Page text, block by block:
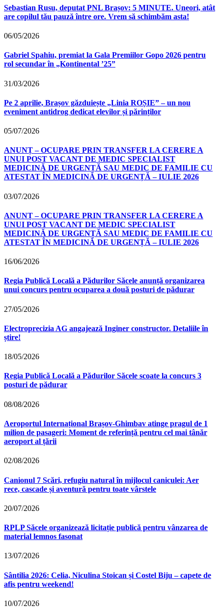
Sebastian Rusu, deputat PNL Brașov: 5 MINUTE. Uneori, atât
are copilul tău pauză între ore. Vrem să schimbăm asta!
06/05/2026
Gabriel Spahiu, premiat la Gala Premiilor Gopo 2026 pentru
rol secundar în „Kontinental ’25”
31/03/2026
Pe 2 aprilie, Brașov găzduiește „Linia ROȘIE” – un nou
eveniment antidrog dedicat elevilor și părinților
05/07/2026
ANUNȚ – OCUPARE PRIN TRANSFER LA CERERE A
UNUI POST VACANT DE MEDIC SPECIALIST
MEDICINĂ DE URGENȚĂ SAU MEDIC DE FAMILIE CU
ATESTAT ÎN MEDICINĂ DE URGENȚĂ – IULIE 2026
03/07/2026
ANUNȚ – OCUPARE PRIN TRANSFER LA CERERE A
UNUI POST VACANT DE MEDIC SPECIALIST
MEDICINĂ DE URGENȚĂ SAU MEDIC DE FAMILIE CU
ATESTAT ÎN MEDICINĂ DE URGENȚĂ – IULIE 2026
16/06/2026
Regia Publică Locală a Pădurilor Săcele anunță organizarea
unui concurs pentru ocuparea a două posturi de pădurar
27/05/2026
Electroprecizia AG angajează Inginer constructor. Detaliile în
știre!
18/05/2026
Regia Publică Locală a Pădurilor Săcele scoate la concurs 3
posturi de pădurar
08/08/2026
Aeroportul Internațional Brașov‑Ghimbav atinge pragul de 1
milion de pasageri: Moment de referință pentru cel mai tânăr
aeroport al țării
02/08/2026
Canionul 7 Scări, refugiu natural în mijlocul caniculei: Aer
rece, cascade și aventură pentru toate vârstele
20/07/2026
RPLP Săcele organizează licitație publică pentru vânzarea de
material lemnos fasonat
13/07/2026
Sântilia 2026: Celia, Niculina Stoican și Costel Biju – capete de
afis pentru weekend!
10/07/2026